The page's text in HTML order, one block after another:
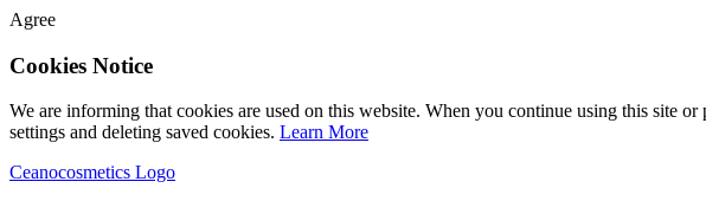
Agree
Cookies Notice
We are informing that cookies are used on this website. When you continue using this site
settings and deleting saved cookies. Learn More
Ceanocosmetics Logo